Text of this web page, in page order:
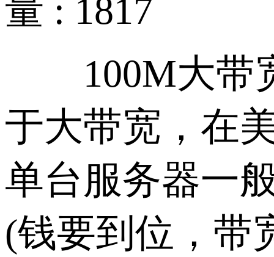
量 : 1817
100M大带宽
于大带宽，在
单台服务器一
(钱要到位，带